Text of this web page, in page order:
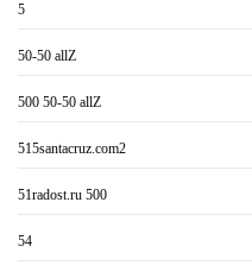
5
50-50 allZ
500 50-50 allZ
515santacruz.com2
51radost.ru 500
54